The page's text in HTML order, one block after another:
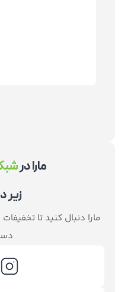
مارا در
زیر
مارا دنبال کنید تا